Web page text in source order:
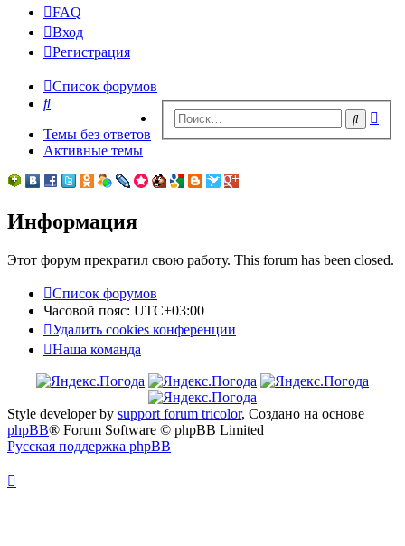
FAQ
Вход
Регистрация
Список форумов
Поиск
Поиск
Темы без ответов
Активные темы
Информация
Этот форум прекратил свою работу. This forum has been closed.
Список форумов
Часовой пояс: UTC+03:00
Удалить cookies конференции
Наша команда
Style developer by support forum tricolor, Создано на основе
phpBB® Forum Software © phpBB Limited
Русская поддержка phpBB